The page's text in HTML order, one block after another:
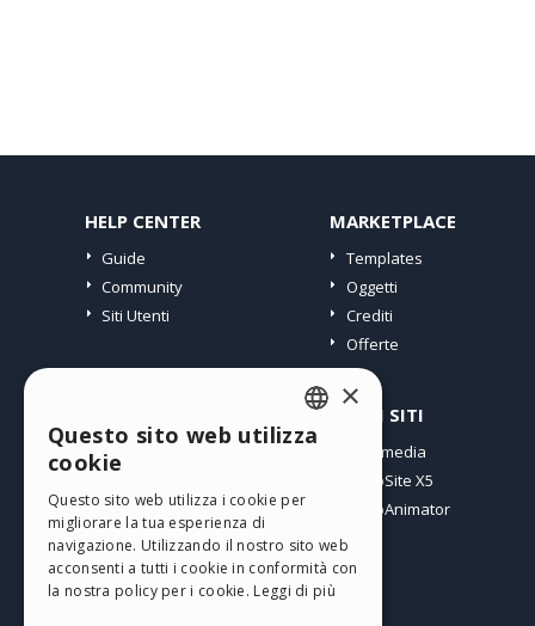
HELP CENTER
Guide
Community
Siti Utenti
MARKETPLACE
Templates
Oggetti
Crediti
Offerte
I miei post
I miei Download
Spazio Web
I miei Crediti
ALTRI SITI
Incomedia
WebSite X5
WebAnimator
ENGLISH
SPANISH
PORTUGUESE
×
Questo sito web utilizza
cookie
Questo sito web utilizza i cookie per
migliorare la tua esperienza di
navigazione. Utilizzando il nostro sito web
acconsenti a tutti i cookie in conformità con
la nostra policy per i cookie. Leggi di più